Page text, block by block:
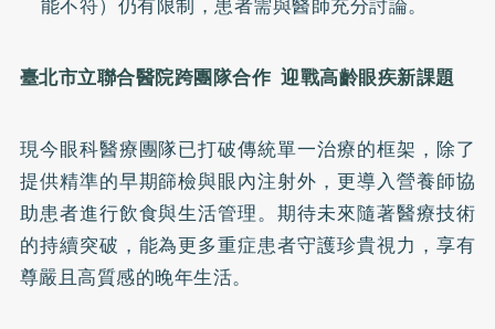
臺北市立聯合醫院跨團隊合作 迎戰高齡眼疾新課題
現今眼科醫療團隊已打破傳統單一治療的框架，除了
提供精準的早期篩檢與眼內注射外，更導入營養師協
助患者進行飲食與生活管理。期待未來隨著醫療技術
的持續突破，能為更多重症患者守護珍貴視力，享有
尊嚴且高質感的晚年生活。